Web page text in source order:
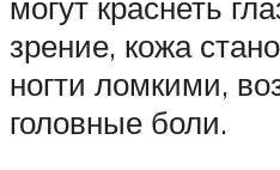
зрение, кожа
ногти ломкими,
головные боли.